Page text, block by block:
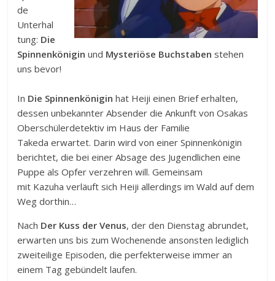
de
Unterhal
tung: Die
Spinnenkönigin und Mysteriöse Buchstaben stehen
uns bevor!
In Die Spinnenkönigin hat Heiji einen Brief erhalten,
dessen unbekannter Absender die Ankunft von Osakas
Oberschülerdetektiv im Haus der Familie
Takeda erwartet. Darin wird von einer Spinnenkönigin
berichtet, die bei einer Absage des Jugendlichen eine
Puppe als Opfer verzehren will. Gemeinsam
mit Kazuha verläuft sich Heiji allerdings im Wald auf dem
Weg dorthin…
Nach Der Kuss der Venus, der den Dienstag abrundet,
erwarten uns bis zum Wochenende ansonsten lediglich
zweiteilige Episoden, die perfekterweise immer an
einem Tag gebündelt laufen.